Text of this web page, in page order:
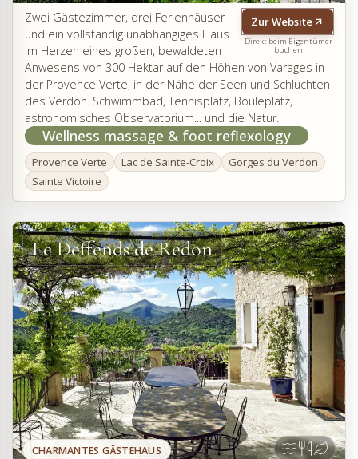
Zur Website
Direkt beim Eigentümer
buchen
Zwei Gästezimmer, drei Ferienhäuser
und ein vollständig unabhängiges Haus
im Herzen eines großen, bewaldeten
Anwesens von 300 Hektar auf den Höhen von Varages in
der Provence Verte, in der Nähe der Seen und Schluchten
des Verdon. Schwimmbad, Tennisplatz, Bouleplatz,
astronomisches Observatorium... und die Natur.
Wellness massage & foot reflexology
Provence Verte Lac de Sainte-Croix
Gorges du Verdon
Sainte Victoire
CHARMANTES GÄSTEHAUS
Le Deffends de Redon